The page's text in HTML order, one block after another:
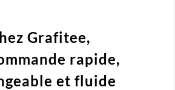
Grafitee,
rapide,
et fluide